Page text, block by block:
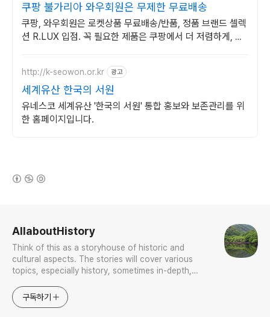
쿠팡 불가리아 와우회원은 무제한 무료배송
쿠팡, 와우회원은 로켓상품 무료배송/반품, 정품 브랜드 셀렉
션 R.LUX 입점. 꼭 필요한 제품은 쿠팡에서 더 저렴하게, 로
http://k-seowon.or.kr 광고
세계유산 한국의 서원
유네스코 세계유산 '한국의 서원' 통합 홍보와 보존관리를 위
한 홈페이지입니다.
AllaboutHistory
Think of this as a storyhouse of historic and
cultural aspects. The stories will cover various
topics, especially history, sometimes in-depth,
approach will be to resist any common sense or
generalized viewpoint
구독하기